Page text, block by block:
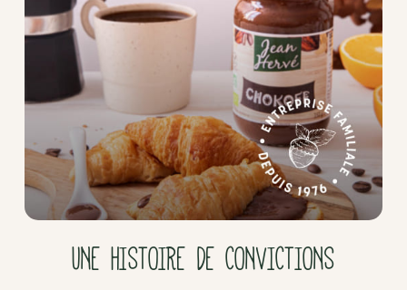
UNE HISTOIRE DE CONVICTIONS
Pâte
d'amande
Pâtes à
tartiner
Produits
lacto-
fermentés
Produits
Purées